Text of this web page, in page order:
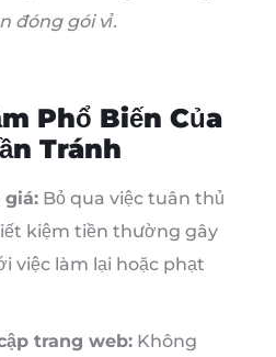
đóng gói vỉ.
Phổ Biến Của
Tránh
giá: Bỏ qua việc tuân thủ
kiệm tiền thường gây
việc làm lại hoặc phạt
trang web: Không